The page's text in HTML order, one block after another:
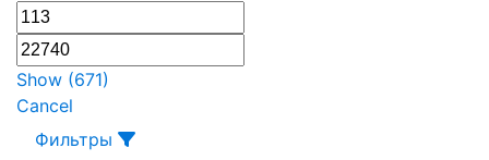
Show (671)
Cancel
Фильтры